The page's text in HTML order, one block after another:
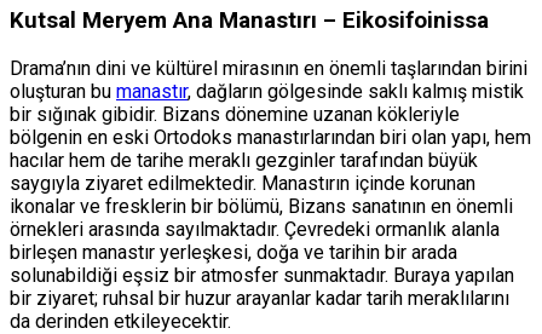
Kutsal Meryem Ana Manastırı – Eikosifoinissa
Drama’nın dini ve kültürel mirasının en önemli taşlarından birini
oluşturan bu manastır, dağların gölgesinde saklı kalmış mistik
bir sığınak gibidir. Bizans dönemine uzanan kökleriyle
bölgenin en eski Ortodoks manastırlarından biri olan yapı, hem
hacılar hem de tarihe meraklı gezginler tarafından büyük
saygıyla ziyaret edilmektedir. Manastırın içinde korunan
ikonalar ve fresklerin bir bölümü, Bizans sanatının en önemli
örnekleri arasında sayılmaktadır. Çevredeki ormanlık alanla
birleşen manastır yerleşkesi, doğa ve tarihin bir arada
solunabildiği eşsiz bir atmosfer sunmaktadır. Buraya yapılan
bir ziyaret; ruhsal bir huzur arayanlar kadar tarih meraklılarını
da derinden etkileyecektir.